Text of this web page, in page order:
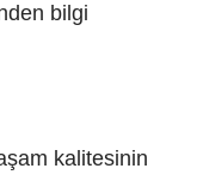
bilgi
kalitesinin